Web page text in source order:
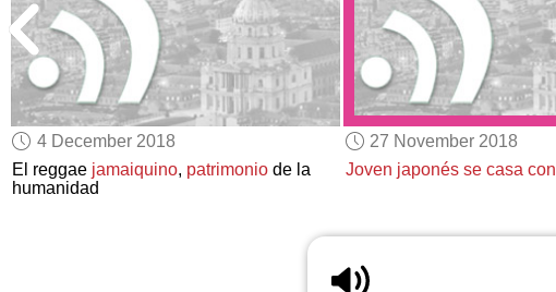
4 December 2018
El reggae jamaiquino, patrimonio de la
humanidad
27 November 2018
Joven japonés se casa con